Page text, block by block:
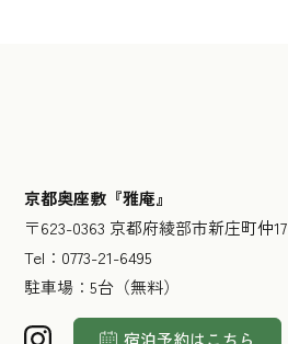
京都奥座敷『雅庵』
〒623-0363 京都府綾部市新庄町仲17
Tel： 0773-21-6495
駐車場：5台（無料）
宿泊予約はこちら